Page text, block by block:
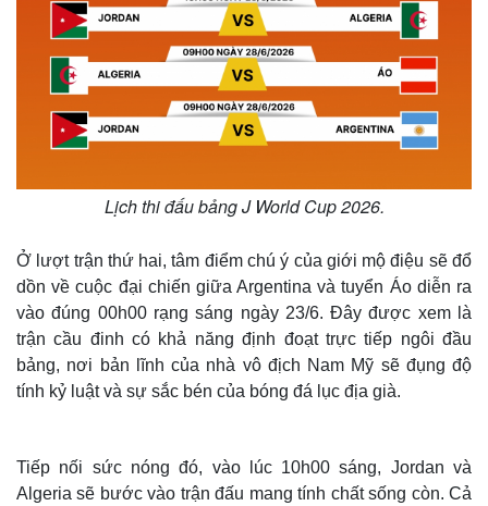
Quan sát
Cuộc sống đó đây
Video
Ảnh
Infographic
Lịch thi đấu bảng J World Cup 2026.
Ở lượt trận thứ hai, tâm điểm chú ý của giới mộ điệu sẽ đổ
dồn về cuộc đại chiến giữa Argentina và tuyển Áo diễn ra
vào đúng 00h00 rạng sáng ngày 23/6. Đây được xem là
trận cầu đinh có khả năng định đoạt trực tiếp ngôi đầu
bảng, nơi bản lĩnh của nhà vô địch Nam Mỹ sẽ đụng độ
tính kỷ luật và sự sắc bén của bóng đá lục địa già.
Tiếp nối sức nóng đó, vào lúc 10h00 sáng, Jordan và
Algeria sẽ bước vào trận đấu mang tính chất sống còn. Cả